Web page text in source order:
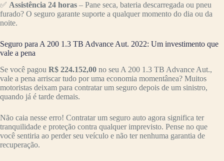
✅ Assistência 24 horas – Pane seca, bateria descarregada ou pneu
furado? O seguro garante suporte a qualquer momento do dia ou da
noite.
Seguro para A 200 1.3 TB Advance Aut. 2022: Um investimento que
vale a pena
Se você pagou R$ 224.152,00 no seu A 200 1.3 TB Advance Aut.,
vale a pena arriscar tudo por uma economia momentânea? Muitos
motoristas deixam para contratar um seguro depois de um sinistro,
quando já é tarde demais.
Não caia nesse erro! Contratar um seguro auto agora significa ter
tranquilidade e proteção contra qualquer imprevisto. Pense no que
você sentiria ao perder seu veículo e não ter nenhuma garantia de
recuperação.